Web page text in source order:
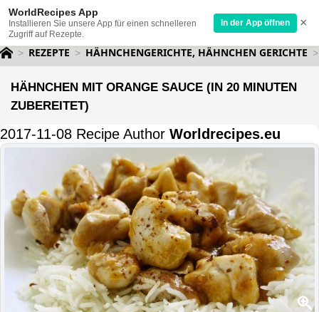
WorldRecipes App
Installieren Sie unsere App für einen schnelleren
Zugriff auf Rezepte.
In der App öffnen ×
REZEPTE HÄHNCHENGERICHTE, HÄHNCHEN GERICHTE
HÄHNCHEN MIT ORANGE SAUCE (IN 20 MINUTEN
ZUBEREITET)
2017-11-08 Recipe Author Worldrecipes.eu